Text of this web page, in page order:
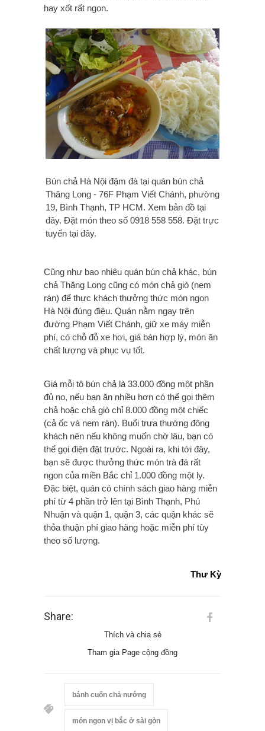
hay xốt rất ngon.
Bún chả Hà Nội đậm đà tại quán bún chả
Thăng Long - 76F Phạm Viết Chánh, phường
19, Bình Thạnh, TP HCM. Xem bản đồ tại
đây. Đặt món theo số 0918 558 558. Đặt trực
tuyến tại đây.
Cũng như bao nhiêu quán bún chả khác, bún
chả Thăng Long cũng có món chả giò (nem
rán) để thực khách thưởng thức món ngon
Hà Nội đúng điệu. Quán nằm ngay trên
đường Phạm Viết Chánh, giữ xe máy miễn
phí, có chỗ đỗ xe hơi, giá bán hợp lý, món ăn
chất lượng và phục vụ tốt.
Giá mỗi tô bún chả là 33.000 đồng một phần
đủ no, nếu bạn ăn nhiều hơn có thể gọi thêm
chả hoặc chả giò chỉ 8.000 đồng một chiếc
(cả ốc và nem rán). Buổi trưa thường đông
khách nên nếu không muốn chờ lâu, bạn có
thể gọi điện đặt trước. Ngoài ra, khi tới đây,
bạn sẽ được thưởng thức món trà đá rất
ngon của miền Bắc chỉ 1.000 đồng một ly.
Đặc biệt, quán có chính sách giao hàng miễn
phí từ 4 phần trở lên tại Bình Thạnh, Phú
Nhuận và quận 1, quận 3, các quận khác sẽ
thỏa thuận phí giao hàng hoặc miễn phí tùy
theo số lượng.
Thư Kỳ
Share:
Thích và chia sẻ
Tham gia Page cộng đồng
bánh cuốn chả nướng
món ngon vị bắc ở sài gòn